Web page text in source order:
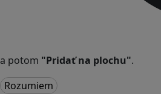
a potom "Pridať na plochu".
Rozumiem